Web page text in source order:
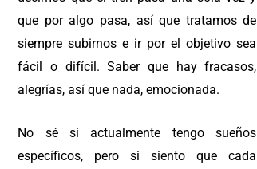
que por algo pasa, así que tratamos de
siempre subirnos e ir por el objetivo sea
fácil o difícil. Saber que hay fracasos,
alegrías, así que nada, emocionada.
No sé si actualmente tengo sueños
específicos, pero si siento que cada